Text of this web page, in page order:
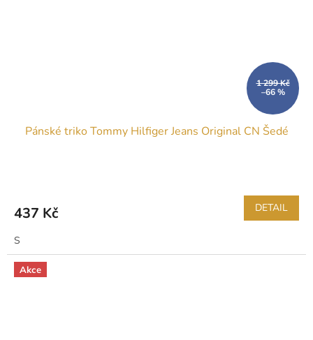
1 299 Kč
–66 %
Pánské triko Tommy Hilfiger Jeans Original CN Šedé
437 Kč DETAIL
S
Akce